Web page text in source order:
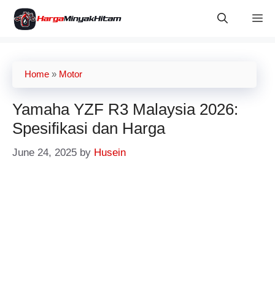
Skip
Home » Motor
Yamaha YZF R3 Malaysia 2026:
Spesifikasi dan Harga
June 24, 2025 by Husein